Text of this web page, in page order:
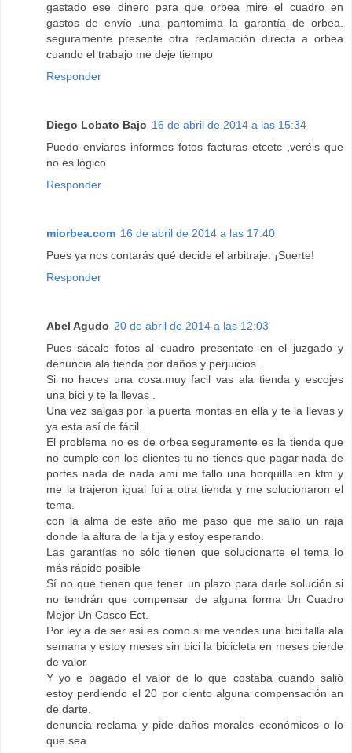
gastado ese dinero para que orbea mire el cuadro en
gastos de envío .una pantomima la garantía de orbea.
seguramente presente otra reclamación directa a orbea
cuando el trabajo me deje tiempo
Responder
Diego Lobato Bajo 16 de abril de 2014 a las 15:34
Puedo enviaros informes fotos facturas etcetc ,veréis que
no es lógico
Responder
miorbea.com 16 de abril de 2014 a las 17:40
Pues ya nos contarás qué decide el arbitraje. ¡Suerte!
Responder
Abel Agudo 20 de abril de 2014 a las 12:03
Pues sácale fotos al cuadro presentate en el juzgado y
denuncia ala tienda por daños y perjuicios.
Si no haces una cosa.muy facil vas ala tienda y escojes
una bici y te la llevas .
Una vez salgas por la puerta montas en ella y te la llevas y
ya esta así de fácil.
El problema no es de orbea seguramente es la tienda que
no cumple con los clientes tu no tienes que pagar nada de
portes nada de nada ami me fallo una horquilla en ktm y
me la trajeron igual fui a otra tienda y me solucionaron el
tema.
con la alma de este año me paso que me salio un raja
donde la altura de la tija y estoy esperando.
Las garantías no sólo tienen que solucionarte el tema lo
más rápido posible
Sí no que tienen que tener un plazo para darle solución si
no tendrán que compensar de alguna forma Un Cuadro
Mejor Un Casco Ect.
Por ley a de ser así es como si me vendes una bici falla ala
semana y estoy meses sin bici la bicicleta en meses pierde
de valor
Y yo e pagado el valor de lo que costaba cuando salió
estoy perdiendo el 20 por ciento alguna compensación an
de darte.
denuncia reclama y pide daños morales económicos o lo
que sea